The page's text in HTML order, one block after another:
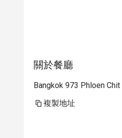
關於餐廳
Bangkok 973 Phloen
複製地址